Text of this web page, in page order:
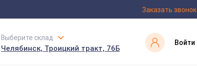
Заказать звонок
Выберите склад
Челябинск, Троицкий тракт, 76Б
Войти